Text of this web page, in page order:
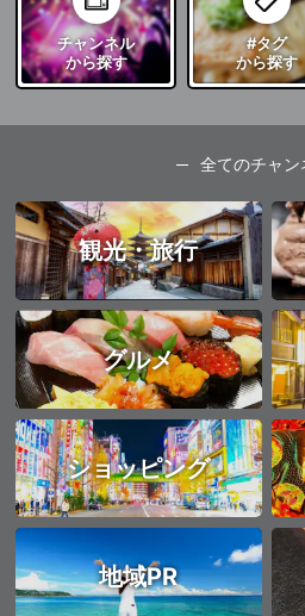
チャンネル
から探す
#タグ
から探す
全てのチャン
観光・旅行
グルメ
ショッピング
地域PR